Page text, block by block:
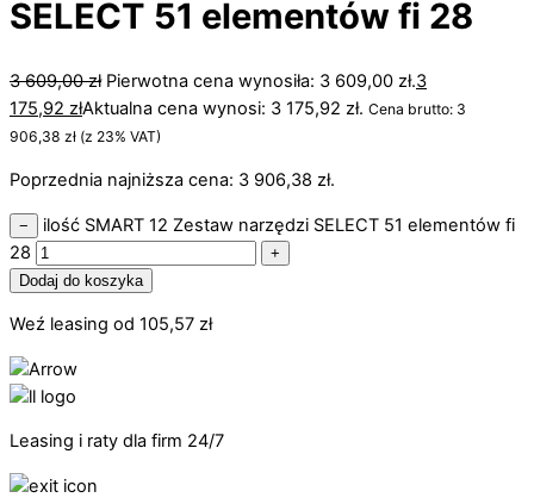
SELECT 51 elementów fi 28
3 609,00zł Pierwotna cena wynosiła: 3 609,00 zł.3
175,92 złAktualna cena wynosi: 3 175,92 zł. Cena brutto: 3
906,38 zł (z 23% VAT)
Poprzednia najniższa cena: 3 906,38 zł.
−
ilość SMART 12 Zestaw narzędzi SELECT 51 elementów fi
28
+
Dodaj do koszyka
Weź leasing od 105,57 zł
Leasing i raty dla firm 24/7